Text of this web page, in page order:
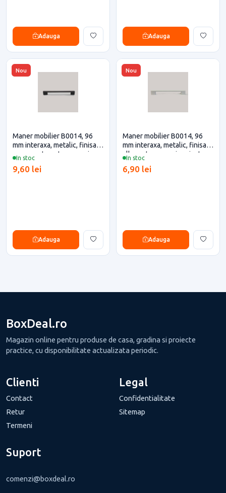
Adauga Adauga
Nou
In stoc
Maner mobilier B0014, 96
mm interaxa, metalic, finisaj
negru mat pentru casa si
9,60 lei
Adauga
Nou
In stoc
Maner mobilier B0014, 96
mm interaxa, metalic, finisaj
alb pentru casa si proiecte
6,90 lei
Adauga
BoxDeal.ro
Magazin online pentru produse de casa, gradina si proiecte
practice, cu disponibilitate actualizata periodic.
Clienti
Contact
Retur
Termeni
Legal
Confidentialitate
Sitemap
Suport
comenzi@boxdeal.ro